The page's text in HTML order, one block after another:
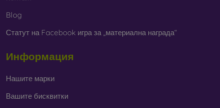
Blog
Статут на Facebook игра за „материална награда“
Информация
Нашите марки
Вашите бисквитки